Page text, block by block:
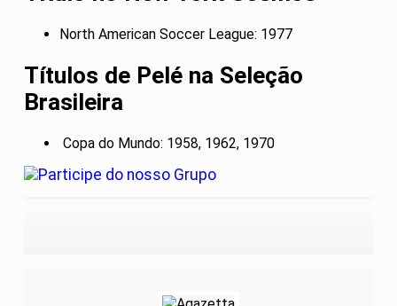
North American Soccer League: 1977
Títulos de Pelé na Seleção
Brasileira
Copa do Mundo: 1958, 1962, 1970